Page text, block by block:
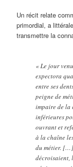
Un récit relate
primordial, a
transmettre la
« Le jour
expectora
entre ses
peigne de
impaire de la
inférieures
ouvrant et
à la chaîne
du métier. […]
décroisaient,